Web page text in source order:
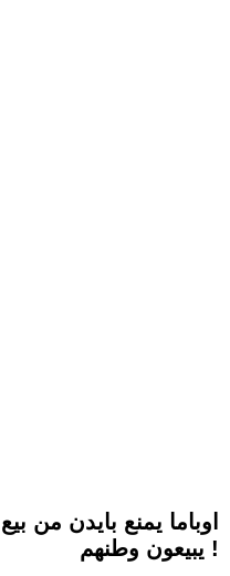
اوباما يمنع بايدن من
يبيعون وطنهم !